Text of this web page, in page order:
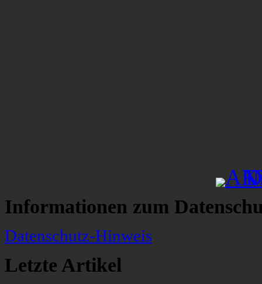
Informationen zum
Datenschutz-Hinweis
Letzte Artikel